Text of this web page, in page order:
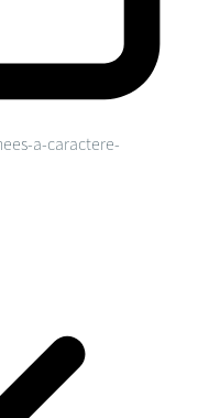
a-caractere-